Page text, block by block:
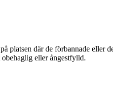
platsen där de förbannade eller
eller ångestfylld.